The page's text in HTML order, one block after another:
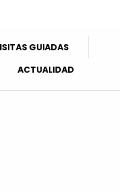
GUIADAS
ACTUALIDAD